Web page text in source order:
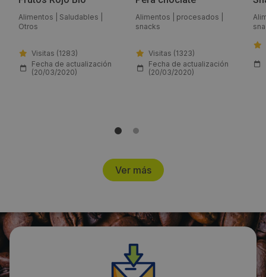
Web:
Visitas a producto:
Alimentos Saludables
Otros
Visitas (1283)
Fecha de actualización
(20/03/2020)
Alimentos procesados
snacks
Visitas (1323)
Fecha de actualización
(20/03/2020)
Ver más